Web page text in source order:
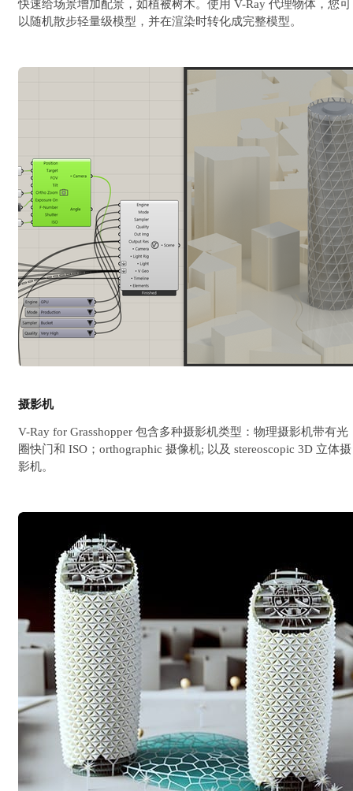
快速给场景增加配景，如植被树木。使用 V-Ray 代理物体，您可
以随机散步轻量级模型，并在渲染时转化成完整模型。
摄影机
V-Ray for Grasshopper 包含多种摄影机类型：物理摄影机带有光
圈快门和 ISO；orthographic 摄像机; 以及 stereoscopic 3D 立体摄
影机。